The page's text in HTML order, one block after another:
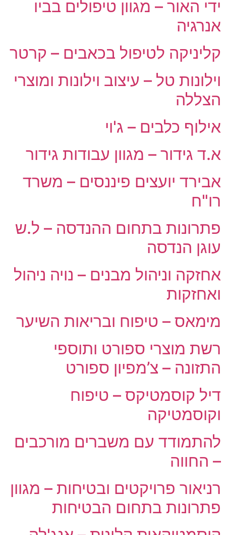
ידי האור – מגוון טיפולים בביו
אנרגיה
קליניקה לטיפול בכאבים – קרטר
וילונות טל – עיצוב וילונות ומוצרי
הצללה
אילוף כלבים – ג'וי
א.ד גידור – מגוון עבודות גידור
אבירד יועצים פיננסים – משרד
רו"ח
פתרונות בתחום ההנדסה – ל.ש
עוגן הנדסה
אחזקה וניהול מבנים – נויה ניהול
ואחזקות
מימאס – טיפוח ובריאות השיער
רשת מוצרי ספורט ותוספי
התזונה – צ’מפיון ספורט
דיל קוסמטיקס – טיפוח
וקוסמטיקה
להתמודד עם משברים מורכבים
– החווה
רניאור פרויקטים ובטיחות – מגוון
פתרונות בתחום הבטיחות